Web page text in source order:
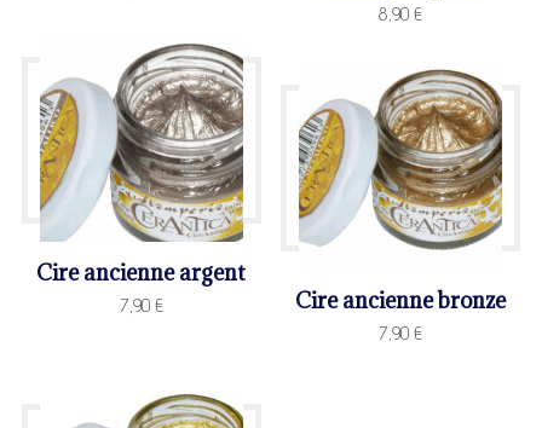
8,90€
Cire ancienne argent
7,90€ Cire ancienne bronze
7,90€